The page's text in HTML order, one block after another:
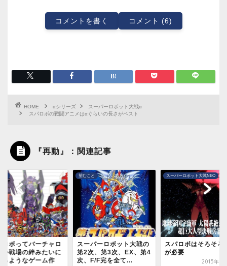
コメントを書く コメント (6)
HOME αシリーズ
スーパーロボット大戦α
スパロボの戦闘アニメはαぐらいの長さがベスト
『再動』：関連記事
ロボってバーチャロ
か戦場の絆みたいに
るようなゲーム作
望むこと
スーパーロボット大戦の
第2次、第3次、EX、第4
次、F/F完を全て...
スーパーロボット大戦NEO
スパロボはそろそろ
が必要
2015年10